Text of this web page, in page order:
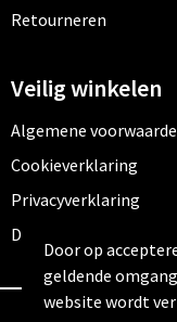
Retourneren
Veilig winkelen
Algemene
Cookieverklaring
Privacyverklaring
Disclaimer
Door op
geldende
website wordt